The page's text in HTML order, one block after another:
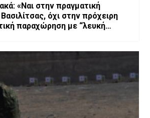
«Ναι στην πραγματική
όχι στην πρόχειρη
παραχώρηση με “λευκή